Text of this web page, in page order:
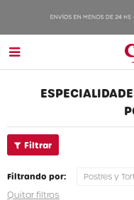

Filtrando por: Postres y
Quitar filtros